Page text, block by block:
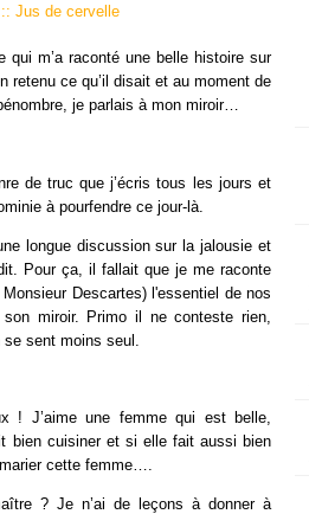
:: Jus de cervelle
qui m’a raconté une belle histoire sur
retenu ce qu’il disait et au moment de
je parlais à mon miroir…
de truc que j’écris tous les jours et
à pourfendre ce jour-là.
longue discussion sur la jalousie et
Pour ça, il fallait que je me raconte
Descartes) l'essentiel de nos
miroir. Primo il ne conteste rien,
sent moins seul.
! J’aime une femme qui est belle,
bien cuisiner et si elle fait aussi bien
cette femme….
? Je n’ai de leçons à donner à